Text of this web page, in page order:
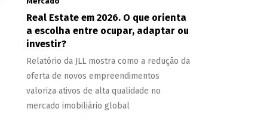
Real Estate em 2026. O que orienta
a escolha entre ocupar, adaptar ou
investir?
Relatório da JLL mostra como a redução da
oferta de novos empreendimentos
valoriza ativos de alta qualidade no
mercado imobiliário global